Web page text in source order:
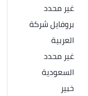
غير محدد
بروفايل شركة
العربية
غير محدد
السعودية
خبير